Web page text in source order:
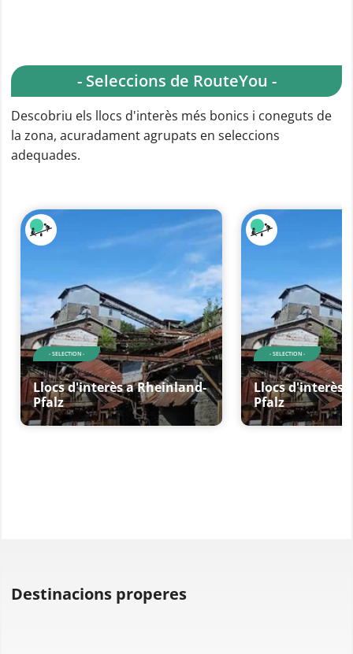
- Seleccions de RouteYou -
Descobriu els llocs d'interès més bonics i coneguts de
la zona, acuradament agrupats en seleccions
adequades.
- SELECTION -
Llocs d'interès a Rheinland-
Pfalz
- SELECTION -
Llocs d'interès
Pfalz
Destinacions properes